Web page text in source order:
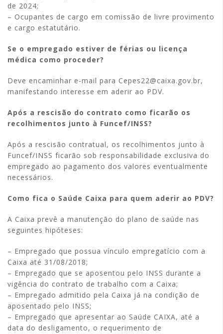
de 2024;
– Ocupantes de cargo em comissão de livre provimento
e cargo estatutário.
Se o empregado estiver de férias ou licença
médica como proceder?
Deve encaminhar e-mail para Cepes22@caixa.gov.br,
manifestando interesse em aderir ao PDV.
Após a rescisão do contrato como ficarão os
recolhimentos junto à Funcef/INSS?
Após a rescisão contratual, os recolhimentos junto à
Funcef/INSS ficarão sob responsabilidade exclusiva do
empregado ao pagamento dos valores eventualmente
necessários.
Como fica o Saúde Caixa para quem aderir ao PDV?
A Caixa prevê a manutenção do plano de saúde nas
seguintes hipóteses:
– Empregado que possua vínculo empregatício com a
Caixa até 31/08/2018;
– Empregado que se aposentou pelo INSS durante a
vigência do contrato de trabalho com a Caixa;
– Empregado admitido pela Caixa já na condição de
aposentado pelo INSS;
– Empregado que apresentar ao Saúde CAIXA, até a
data do desligamento, o requerimento de